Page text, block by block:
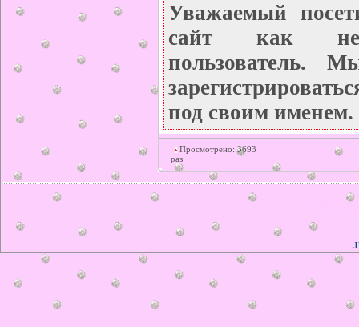
Уважаемый
сайт как
пользователь.
под своим именем.
Просмотрено: 3693
раз
©